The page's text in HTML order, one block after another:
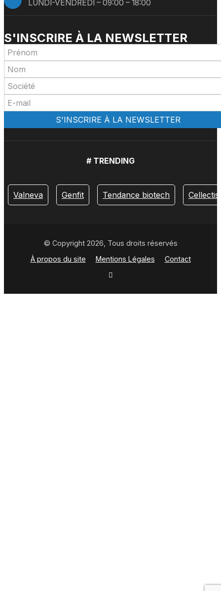
LUNDI-VENDREDI – 09:00 – 18:00
S'INSCRIRE À LA NEWSLETTER
# TRENDING
Valneva Genfit Tendance biotech Cellectis
© Copyright 2026, Tous droits réservés
À propos du site
Mentions Légales Contact